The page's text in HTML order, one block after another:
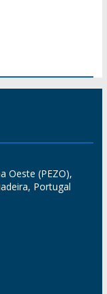
Oeste (PEZO),
Portugal